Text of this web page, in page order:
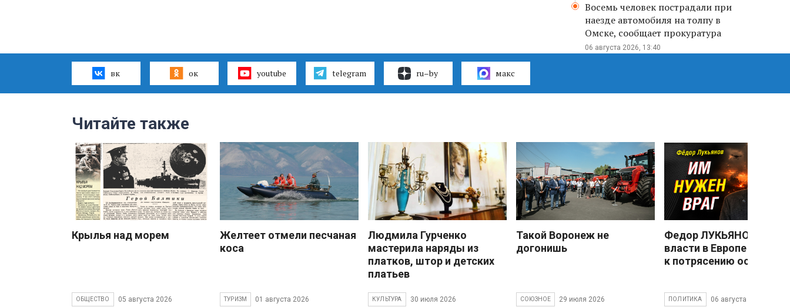
Восемь человек пострадали при
наезде автомобиля на толпу в
Омске, сообщает прокуратура
06 августа 2026, 13:40
вк ок youtube telegram ru–by макс
Читайте также
Крылья над морем
ОБЩЕСТВО 05 августа 2026
Желтеет отмели песчаная
коса
ТУРИЗМ 01 августа 2026
Людмила Гурченко
мастерила наряды из
платков, штор и детских
платьев
КУЛЬТУРА 30 июля 2026
Такой Воронеж не
догонишь
СОЮЗНОЕ 29 июля 2026
Федор ЛУКЬЯНОВ:
власти в Европе
к потрясению основ
ПОЛИТИКА 06 августа 2026